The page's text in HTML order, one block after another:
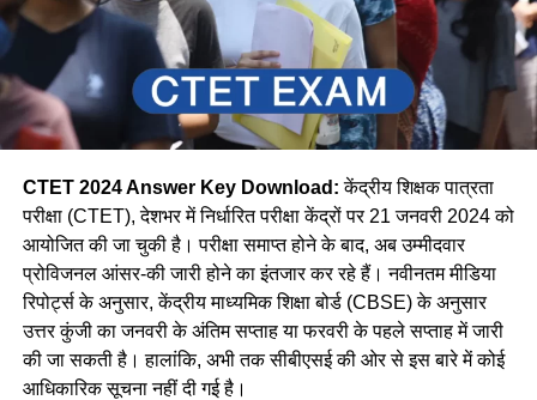
CTET 2024 Answer Key Download:केंद्रीय शिक्षक पात्रता
परीक्षा (CTET), देशभर में निर्धारित परीक्षा केंद्रों पर 21 जनवरी 2024 को
आयोजित की जा चुकी है। परीक्षा समाप्त होने के बाद, अब उम्मीदवार
प्रोविजनल आंसर-की जारी होने का इंतजार कर रहे हैं। नवीनतम मीडिया
रिपोर्ट्स के अनुसार, केंद्रीय माध्यमिक शिक्षा बोर्ड (CBSE) के अनुसार
उत्तर कुंजी का जनवरी के अंतिम सप्ताह या फरवरी के पहले सप्ताह में जारी
की जा सकती है। हालांकि, अभी तक सीबीएसई की ओर से इस बारे में कोई
आधिकारिक सूचना नहीं दी गई है।